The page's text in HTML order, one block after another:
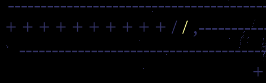
+ + + + + + + + + + / /